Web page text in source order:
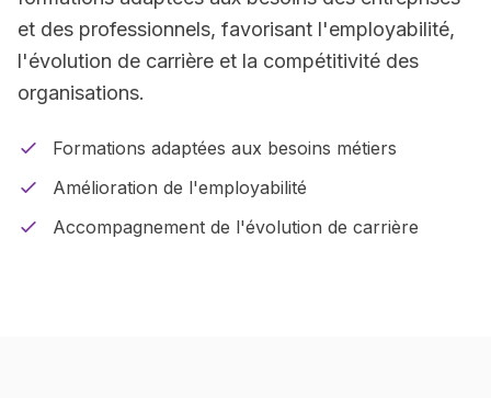
et des professionnels, favorisant l'employabilité,
l'évolution de carrière et la compétitivité des
organisations.
Formations adaptées aux besoins métiers
Amélioration de l'employabilité
Accompagnement de l'évolution de carrière